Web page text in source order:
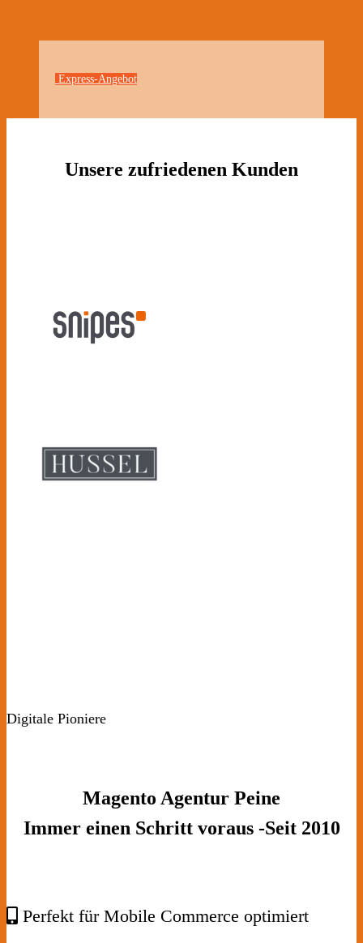
Express-Angebot
Unsere zufriedenen Kunden
Digitale Pioniere
Magento Agentur Peine
Immer einen Schritt voraus -Seit 2010
Perfekt für Mobile Commerce optimiert